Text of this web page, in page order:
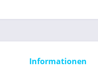
Informationen